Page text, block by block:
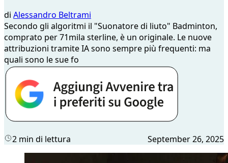
di Alessandro Beltrami
Secondo gli algoritmi il "Suonatore di liuto" Badminton,
comprato per 71mila sterline, è un originale. Le nuove
attribuzioni tramite IA sono sempre più frequenti: ma
quali sono le sue fo
2 min di lettura September 26, 2025